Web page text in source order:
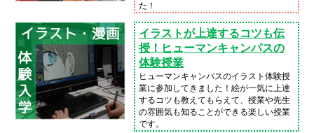
た！
イラストが上達するコツも伝
授！ヒューマンキャンパスの
体験授業
ヒューマンキャンパスのイラスト体験授
業に参加してきました！絵が一気に上達
するコツも教えてもらえて、授業や先生
の雰囲気も知ることができる楽しい授業
です。